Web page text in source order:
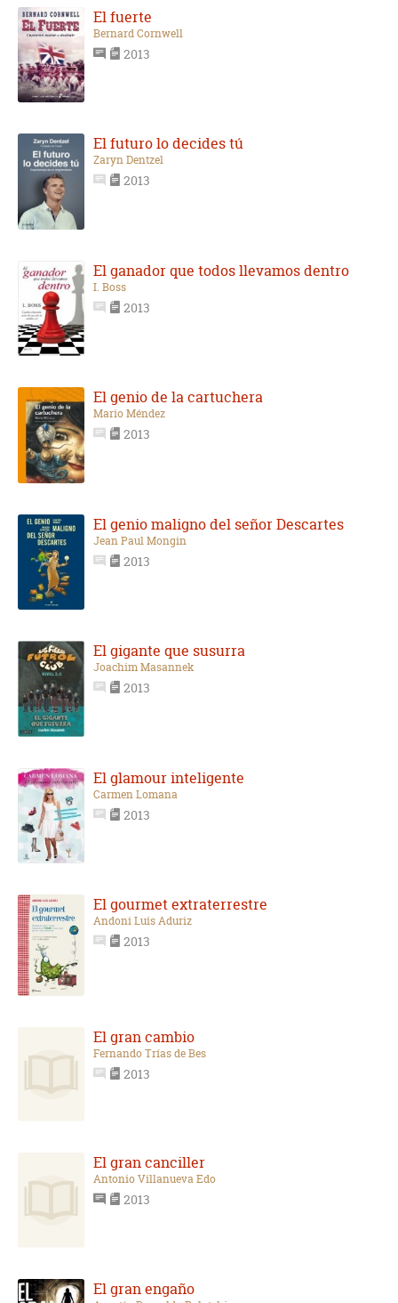
El fuerte
Bernard Cornwell
2013
El futuro lo decides tú
Zaryn Dentzel
2013
El ganador que todos llevamos dentro
I. Boss
2013
El genio de la cartuchera
Mario Méndez
2013
El genio maligno del señor Descartes
Jean Paul Mongin
2013
El gigante que susurra
Joachim Masannek
2013
El glamour inteligente
Carmen Lomana
2013
El gourmet extraterrestre
Andoni Luis Aduriz
2013
El gran cambio
Fernando Trías de Bes
2013
El gran canciller
Antonio Villanueva Edo
2013
El gran engaño